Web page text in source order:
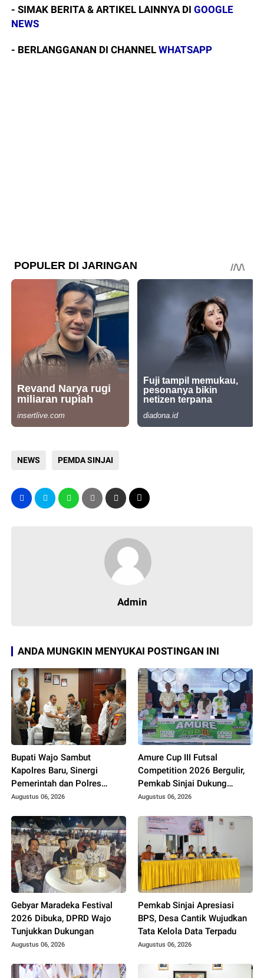
- SIMAK BERITA & ARTIKEL LAINNYA DIGOOGLE
NEWS
- BERLANGGANAN DI CHANNELWHATSAPP
NEWS PEMDA SINJAI
Admin
ANDA MUNGKIN MENYUKAI POSTINGAN INI
Bupati Wajo Sambut
Kapolres Baru, Sinergi
Pemerintah dan Polres
Diperkuat
Augustus 06, 2026
Amure Cup III Futsal
Competition 2026 Bergulir,
Pemkab Sinjai Dukung
Pembinaan Atlet Muda
Augustus 06, 2026
Gebyar Maradeka Festival
2026 Dibuka, DPRD Wajo
Tunjukkan Dukungan
Augustus 06, 2026
Pemkab Sinjai Apresiasi
BPS, Desa Cantik Wujudkan
Tata Kelola Data Terpadu
Augustus 06, 2026